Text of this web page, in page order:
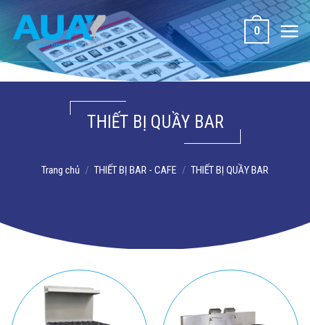
dung
0
THIẾT BỊ QUẦY BAR
Trang chủ / THIẾT BỊ BAR - CAFE / THIẾT BỊ QUẦY BAR